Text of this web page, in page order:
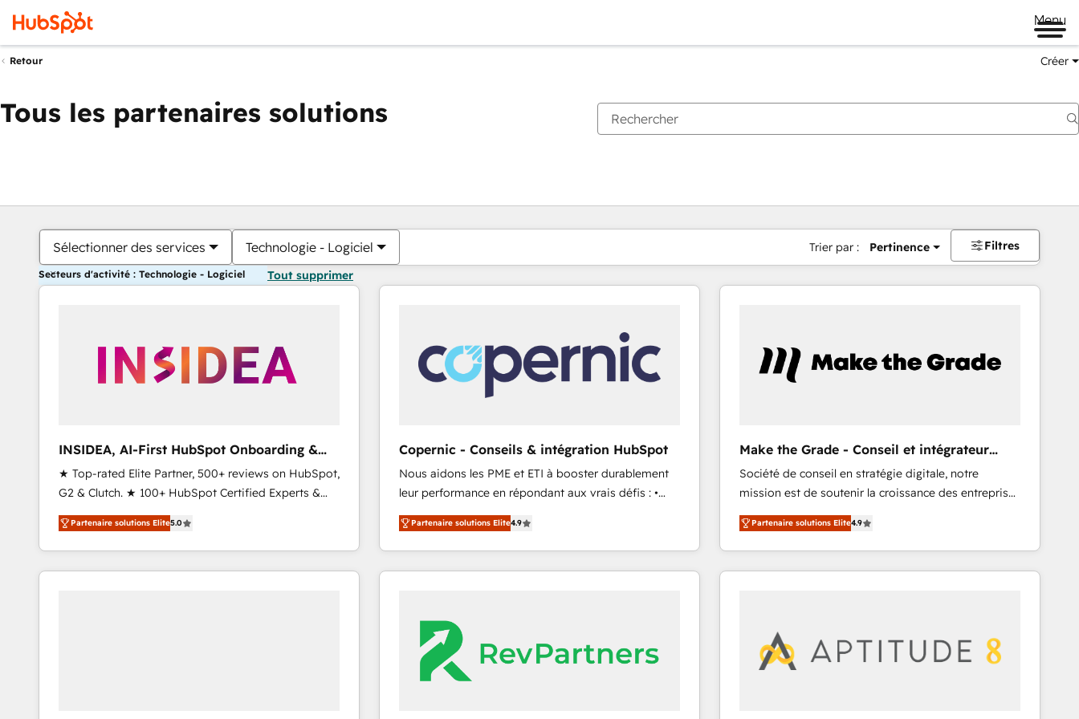
Menu
Retour Créer
Tous les partenaires solutions
Sélectionner des services Technologie - Logiciel Trier par : Pertinence Filtres
Secteurs d'activité : Technologie - Logiciel Tout supprimer
INSIDEA, AI-First HubSpot Onboarding &
RevOps
★ Top-rated Elite Partner, 500+ reviews on HubSpot,
G2 & Clutch. ★ 100+ HubSpot Certified Experts &
Trainers across the team ★ 1,500+ implementations
across five continents ★ AI-First, RevOps-led,
Onboarding obsessed ★ Company of the Year
2024/25 INSIDEA helps growing companies turn
Partenaire solutions Elite5.0
Copernic - Conseils & intégration HubSpot
Nous aidons les PME et ETI à booster durablement
leur performance en répondant aux vrais défis : •
Intégration de HubSpot avec d’autres outils (ERP,
téléphonie, etc.) • Alignement des équipes grâce à un
outil et des données partagées • Amélioration de la
collecte et de l’analyse des données pour des
consultants certifiés HubSpot aborde chaque projet
avec un engagement total, alignant processus
métiers et technologie, et guidant vos équipes à
travers le changement, tout en centrant vos objectifs
Partenaire solutions Elite4.9
Make the Grade - Conseil et intégrateur
HubSpot
Société de conseil en stratégie digitale, notre
mission est de soutenir la croissance des entreprises
B2B à travers l’acquisition de nouveaux clients,
l'intégration CRM et le développement des revenus
auprès de vos comptes existants. En France et à
l'international, nous travaillons avec des ETI
➤ L’intégration de CRM et de méthodologie RevOps
pour aligner les équipes marketing, commerciales et
Partenaire solutions Elite4.9
Vous êtes actuellement surPage
PagePagePagePagePagePagePagePagePage Page